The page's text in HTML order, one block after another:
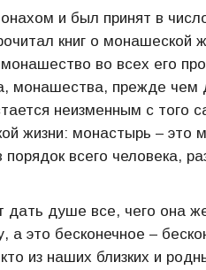
и был принят в
книг о монашеской
во всех его
монашества, прежде чем
неизменным с того
жизни: монастырь – это
всего человека,
дать душе все, чего она
а это бесконечное –
из наших близких и